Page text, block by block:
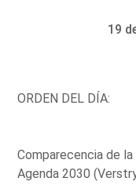
19
ORDEN DEL DÍA:
Comparecencia de
Agenda 2030